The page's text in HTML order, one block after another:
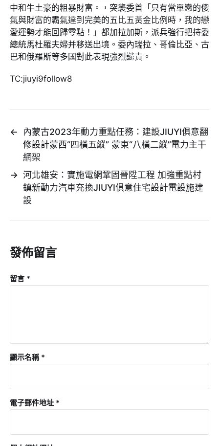
中和牛土豪的粗暴財富。，突襲委首「只有當單戀的傻
氣與財富的霸氣達到完美的五比五黃金比例時，我的戀
愛運勢才能回歸零點！」都加拉加斯，派兵強行把持委
總統馬杜羅夫婦并移送出境。委內瑞拉、哥倫比亞、古
巴和俄羅斯等多國對此表現強烈譴責。
TC:jiuyi9follow8
←
內蒙古2023年動力重點任務：建設JIUYI俱意翻
修設計蒙西“四橫五縱” 蒙東“八橫二縱”電力主干
網架
→ 河北雄安：實施電網鞏固晉陞工程 加強重點村
鎮新動力汽車充換JIUYI俱意住宅設計電設施建
設
發佈留言
留言 *
顯示名稱 *
電子郵件地址 *